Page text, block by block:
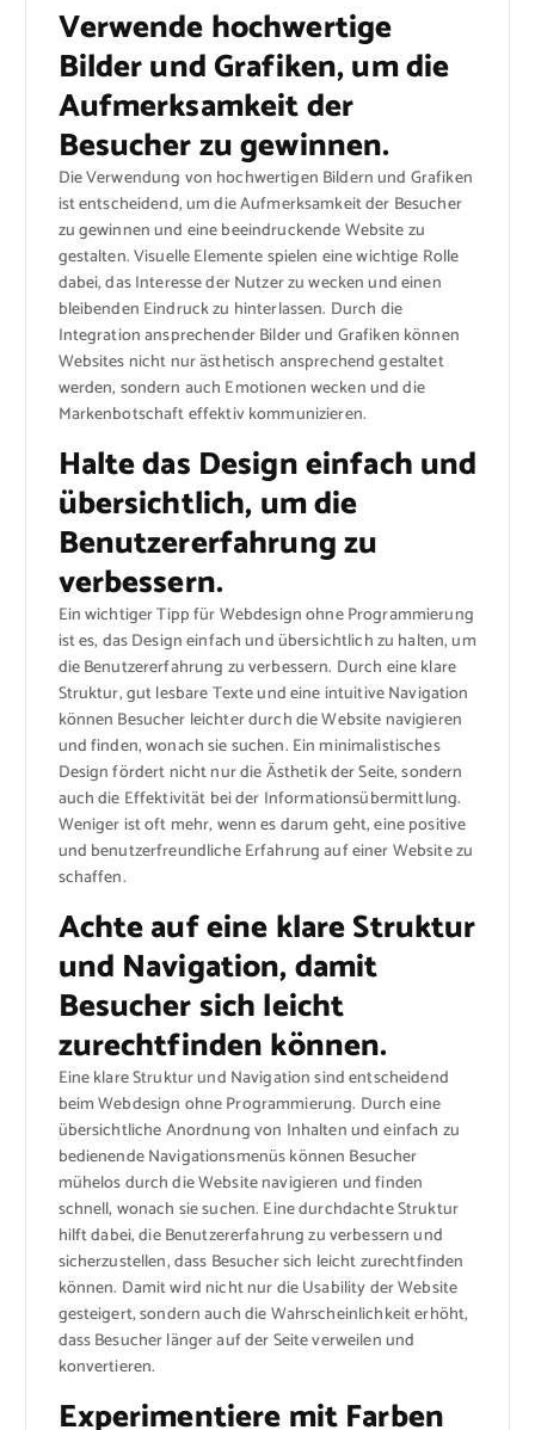
Verwende hochwertige
Bilder und Grafiken, um die
Aufmerksamkeit der
Besucher zu gewinnen.
Die Verwendung von hochwertigen Bildern und Grafiken
ist entscheidend, um die Aufmerksamkeit der Besucher
zu gewinnen und eine beeindruckende Website zu
gestalten. Visuelle Elemente spielen eine wichtige Rolle
dabei, das Interesse der Nutzer zu wecken und einen
bleibenden Eindruck zu hinterlassen. Durch die
Integration ansprechender Bilder und Grafiken können
Websites nicht nur ästhetisch ansprechend gestaltet
werden, sondern auch Emotionen wecken und die
Markenbotschaft effektiv kommunizieren.
Halte das Design einfach und
übersichtlich, um die
Benutzererfahrung zu
verbessern.
Ein wichtiger Tipp für Webdesign ohne Programmierung
ist es, das Design einfach und übersichtlich zu halten, um
die Benutzererfahrung zu verbessern. Durch eine klare
Struktur, gut lesbare Texte und eine intuitive Navigation
können Besucher leichter durch die Website navigieren
und finden, wonach sie suchen. Ein minimalistisches
Design fördert nicht nur die Ästhetik der Seite, sondern
auch die Effektivität bei der Informationsübermittlung.
Weniger ist oft mehr, wenn es darum geht, eine positive
und benutzerfreundliche Erfahrung auf einer Website zu
schaffen.
Achte auf eine klare Struktur
und Navigation, damit
Besucher sich leicht
zurechtfinden können.
Eine klare Struktur und Navigation sind entscheidend
beim Webdesign ohne Programmierung. Durch eine
übersichtliche Anordnung von Inhalten und einfach zu
bedienende Navigationsmenüs können Besucher
mühelos durch die Website navigieren und finden
schnell, wonach sie suchen. Eine durchdachte Struktur
hilft dabei, die Benutzererfahrung zu verbessern und
sicherzustellen, dass Besucher sich leicht zurechtfinden
können. Damit wird nicht nur die Usability der Website
gesteigert, sondern auch die Wahrscheinlichkeit erhöht,
dass Besucher länger auf der Seite verweilen und
konvertieren.
Experimentiere mit Farben